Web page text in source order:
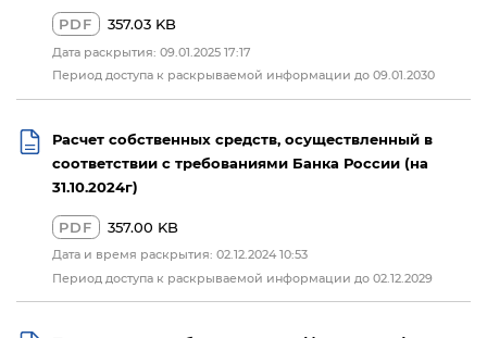
PDF 357.03 KB
Дата раскрытия: 09.01.2025 17:17
Период доступа к раскрываемой информации до 09.01.2030
Расчет собственных средств, осуществленный в
соответствии с требованиями Банка России (на
31.10.2024г)
PDF 357.00 KB
Дата и время раскрытия: 02.12.2024 10:53
Период доступа к раскрываемой информации до 02.12.2029